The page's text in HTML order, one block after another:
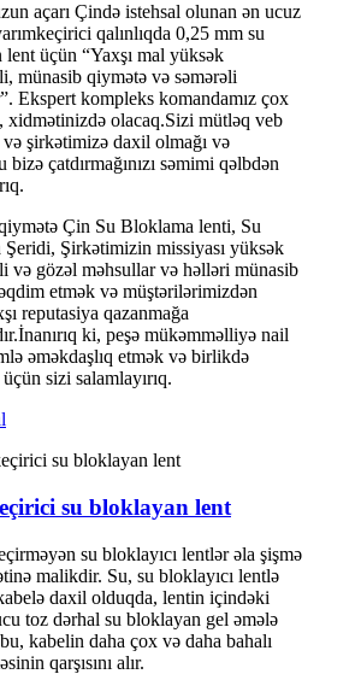
açarı Çində istehsal olunan ən ucuz
qalınlıqda 0,25 mm su
üçün “Yaxşı mal yüksək
münasib qiymətə və səmərəli
Ekspert kompleks komandamız çox
xidmətinizdə olacaq.Sizi mütləq veb
və şirkətimizə daxil olmağı və
bizə çatdırmağınızı səmimi qəlbdən
Çin Su Bloklama lenti, Su
Şirkətimizin missiyası yüksək
və gözəl məhsullar və həlləri münasib
etmək və müştərilərimizdən
reputasiya qazanmağa
ki, peşə mükəmməlliyə nail
əməkdaşlıq etmək və birlikdə
sizi salamlayırıq.
su bloklayan lent
su bloklayıcı lentlər əla şişmə
malikdir. Su, su bloklayıcı lentlə
daxil olduqda, lentin içindəki
toz dərhal su bloklayan gel əmələ
kabelin daha çox və daha bahalı
qarşısını alır.